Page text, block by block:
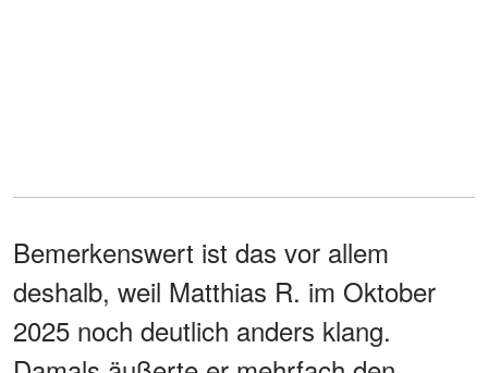
Bemerkenswert ist das vor allem
deshalb, weil Matthias R. im Oktober
2025 noch deutlich anders klang.